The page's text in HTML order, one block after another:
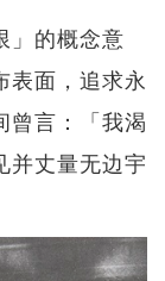
」的概念意
表面，追求永
曾言：「我渴
并丈量无边宇